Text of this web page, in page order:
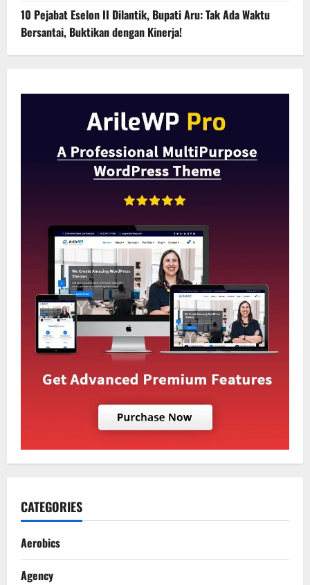
10 Pejabat Eselon II Dilantik, Bupati Aru: Tak Ada Waktu
Bersantai, Buktikan dengan Kinerja!
CATEGORIES
Aerobics
Agency